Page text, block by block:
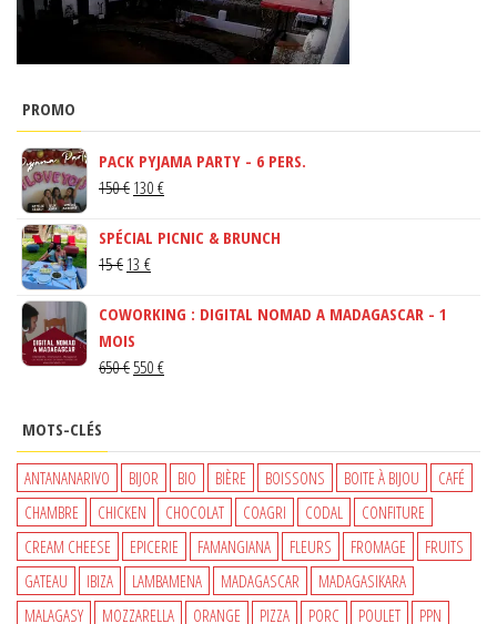
PROMO
PACK PYJAMA PARTY - 6 PERS.
150€ LE
INITIAL
ÉTAIT :
130 €LE
ACTUEL
SPÉCIAL PICNIC & BRUNCH
15€ LE
INITIAL
ÉTAIT :
15 €.
13 €LE
ACTUEL
13 €.
COWORKING : DIGITAL NOMAD A MADAGASCAR - 1
MOIS
650€ LE
650 €.
550 €LE
550 €.
MOTS-CLÉS
ANTANANARIVO BIJOR BIO BIÈRE BOISSONS BOITE À BIJOU
CAFÉ
CHAMBRE
CHICKEN CHOCOLAT COAGRI CODAL
CONFITURE
CREAM CHEESE
EPICERIE FAMANGIANA FLEURS FROMAGE
FRUITS
GATEAU
IBIZA LAMBAMENA MADAGASCAR
MADAGASIKARA
MALAGASY
MOZZARELLA ORANGE PIZZA PORC POULET PPN